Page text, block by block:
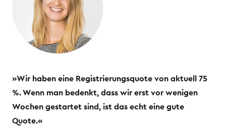
»Wir haben eine Registrierungsquote von aktuell 75
%.Wenn man bedenkt, dass wir erst vor wenigen
Wochen gestartet sind, ist das echt eine gute
Quote.«